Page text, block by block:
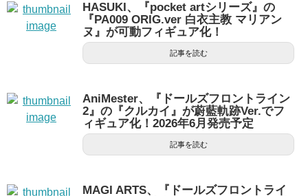
HASUKI、『pocket artシリーズ』の
『PA009 ORIG.ver 白衣主教 マリアン
ヌ』が可動フィギュア化！
記事を読む
AniMester、『ドールズフロントライン
2』の『クルカイ』が蔚藍軌跡Ver.でフ
ィギュア化！2026年6月発売予定
記事を読む
MAGI ARTS、『ドールズフロントライ